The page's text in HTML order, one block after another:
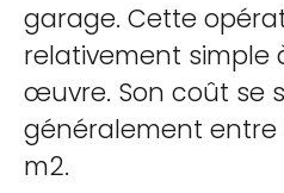
garage. Cette
relativement simple
œuvre. Son coût se
généralement
m2.